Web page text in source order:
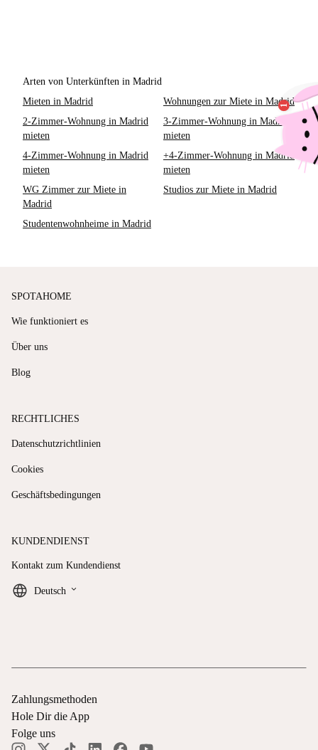
Arten von Unterkünften in Madrid
Mieten in Madrid
Wohnungen zur Miete in Madrid
2-Zimmer-Wohnung in Madrid
mieten
3-Zimmer-Wohnung in Madrid
mieten
4-Zimmer-Wohnung in Madrid
mieten
+4-Zimmer-Wohnung in Madrid
mieten
WG Zimmer zur Miete in
Madrid
Studios zur Miete in Madrid
Studentenwohnheime in Madrid
SPOTAHOME
Wie funktioniert es
Über uns
Blog
RECHTLICHES
Datenschutzrichtlinien
Cookies
Geschäftsbedingungen
KUNDENDIENST
Kontakt zum Kundendienst
Deutsch keyboard_arrow_down
Zahlungsmethoden
Hole Dir die App
Folge uns